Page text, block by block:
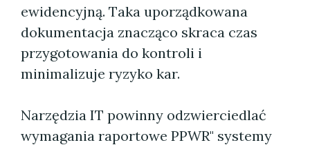
ewidencyjną. Taka uporządkowana
dokumentacja znacząco skraca czas
przygotowania do kontroli i
minimalizuje ryzyko kar.
Narzędzia IT powinny odzwierciedlać
wymagania raportowe PPWR" systemy